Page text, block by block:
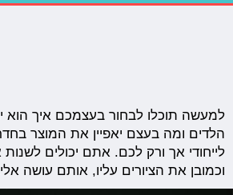
למעשה תוכלו לבחור בעצמכם איך הוא
הלדים ומה בעצם יאפיין את המוצר
לייחודי אך ורק לכם. אתם יכולים
וכמובן את הציורים עליו, אותם עושה